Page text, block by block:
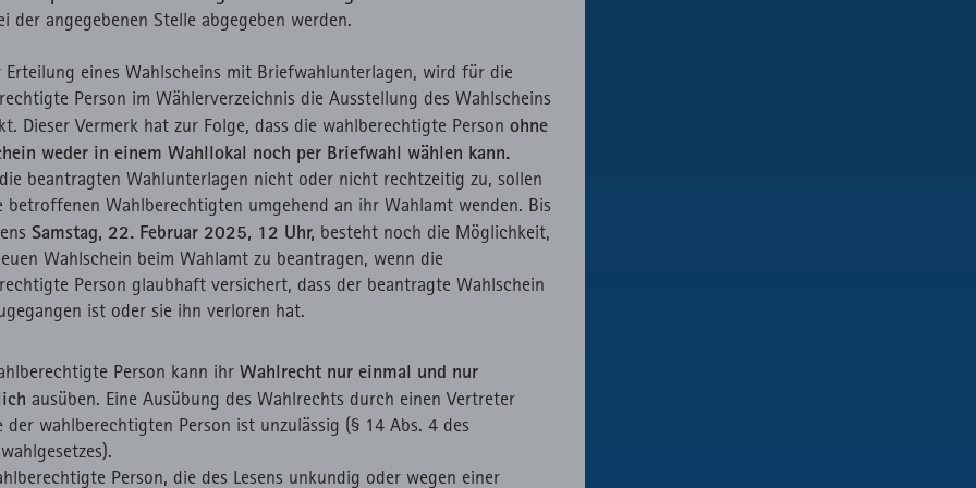
der angegebenen Stelle abgegeben werden.
eines Wahlscheins mit Briefwahlunterlagen, wird für die
Person im Wählerverzeichnis die Ausstellung des Wahlscheins
Dieser Vermerk hat zur Folge, dass die wahlberechtigte Person ohne
weder in einem Wahllokal noch per Briefwahl wählen kann.
beantragten Wahlunterlagen nicht oder nicht rechtzeitig zu, sollen
betroffenen Wahlberechtigten umgehend an ihr Wahlamt wenden. Bis
Samstag, 22. Februar 2025, 12 Uhr, besteht noch die Möglichkeit,
Wahlschein beim Wahlamt zu beantragen, wenn die
Person glaubhaft versichert, dass der beantragte Wahlschein
ist oder sie ihn verloren hat.
Person kann ihr Wahlrecht nur einmal und nur
ausüben. Eine Ausübung des Wahlrechts durch einen Vertreter
der wahlberechtigten Person ist unzulässig (§ 14 Abs. 4 des
Person, die des Lesens unkundig oder wegen einer